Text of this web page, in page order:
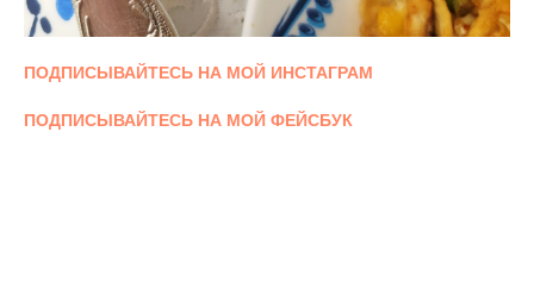
ПОДПИСЫВАЙТЕСЬ НА МОЙ ИНСТАГРАМ
ПОДПИСЫВАЙТЕСЬ НА МОЙ ФЕЙСБУК